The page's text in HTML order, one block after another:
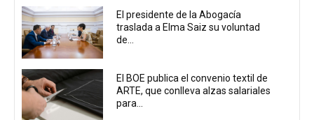
El presidente de la Abogacía
traslada a Elma Saiz su voluntad
de...
El BOE publica el convenio textil de
ARTE, que conlleva alzas salariales
para...